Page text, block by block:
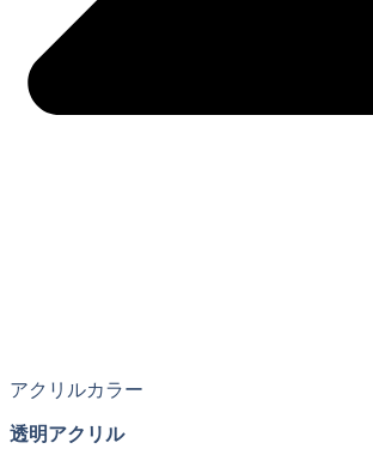
アクリルカラー
透明アクリル